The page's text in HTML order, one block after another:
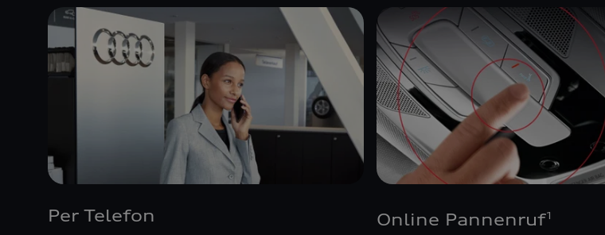
Per Telefon Online Pannenruf1